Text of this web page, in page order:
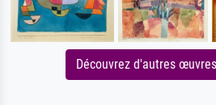
Découvrez d'autres